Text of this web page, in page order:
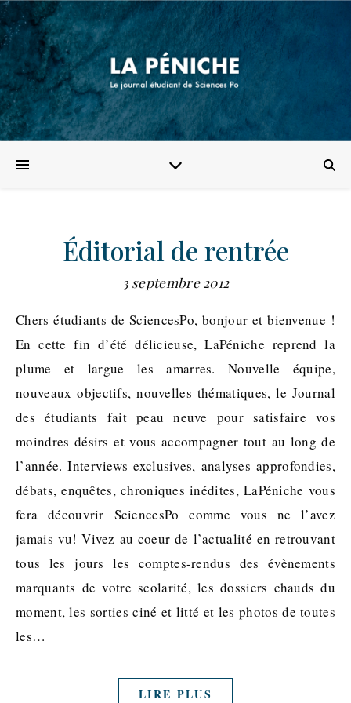
Éditorial de rentrée
3 septembre 2012
Chers étudiants de SciencesPo, bonjour et bienvenue !
En cette fin d’été délicieuse, LaPéniche reprend la
plume et largue les amarres. Nouvelle équipe,
nouveaux objectifs, nouvelles thématiques, le Journal
des étudiants fait peau neuve pour satisfaire vos
moindres désirs et vous accompagner tout au long de
l’année. Interviews exclusives, analyses approfondies,
débats, enquêtes, chroniques inédites, LaPéniche vous
fera découvrir SciencesPo comme vous ne l’avez
jamais vu! Vivez au coeur de l’actualité en retrouvant
tous les jours les comptes-rendus des évènements
marquants de votre scolarité, les dossiers chauds du
moment, les sorties ciné et litté et les photos de toutes
les…
LIRE PLUS